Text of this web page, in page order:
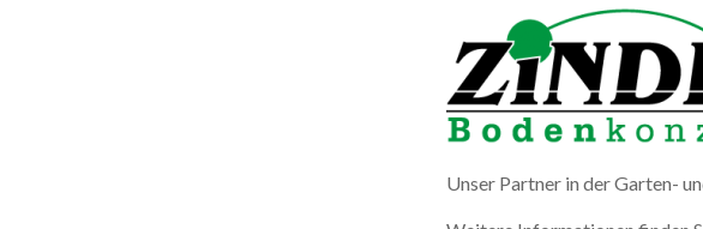
Unser Partner in der Garten-